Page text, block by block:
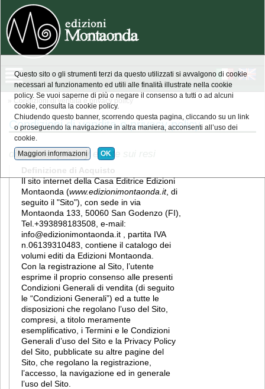
» Condizioni di vendita e privacy policy
Condizioni di vendita e privacy policy
disclaimer privacy e note sui resi
Definizione di Acquisto
Il sito internet della Casa Editrice Edizioni
Montaonda (www.edizionimontaonda.it, di
seguito il "Sito"), con sede in via
Montaonda 133, 50060 San Godenzo (FI),
Tel.+393898183508, e-mail:
info@edizionimontaonda.it , partita IVA
n.06139310483, contiene il catalogo dei
volumi editi da Edizioni Montaonda.
Con la registrazione al Sito, l’utente
esprime il proprio consenso alle presenti
Condizioni Generali di vendita (di seguito
le “Condizioni Generali”) ed a tutte le
disposizioni che regolano l’uso del Sito,
compresi, a titolo meramente
esemplificativo, i Termini e le Condizioni
Generali d’uso del Sito e la Privacy Policy
del Sito, pubblicate su altre pagine del
Sito, che regolano la registrazione,
l’accesso, la navigazione ed in generale
l’uso del Sito.
Questo sito o gli strumenti terzi da questo utilizzati si avvalgono di cookie
necessari al funzionamento ed utili alle finalità illustrate nella cookie
policy. Se vuoi saperne di più o negare il consenso a tutti o ad alcuni
cookie, consulta la cookie policy.
Chiudendo questo banner, scorrendo questa pagina, cliccando su un link
o proseguendo la navigazione in altra maniera, acconsenti all’uso dei
cookie.
Maggiori informazioni OK